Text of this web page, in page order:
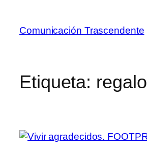
contenido
Comunicación Trascendente
Etiqueta: regalo